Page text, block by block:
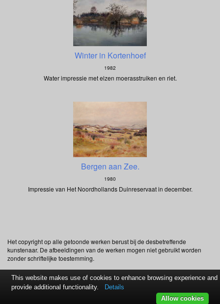
Winter in Kortenhoef
1982
Water impressie met elzen moerasstruiken en riet.
Bergen aan Zee.
1980
Impressie van Het Noordhollands Duinreservaat in december.
Het copyright op alle getoonde werken berust bij de desbetreffende
kunstenaar. De afbeeldingen van de werken mogen niet gebruikt worden
zonder schriftelijke toestemming.
This website makes use of cookies to enhance browsing experience and
provide additional functionality.
Details
Allow cookies